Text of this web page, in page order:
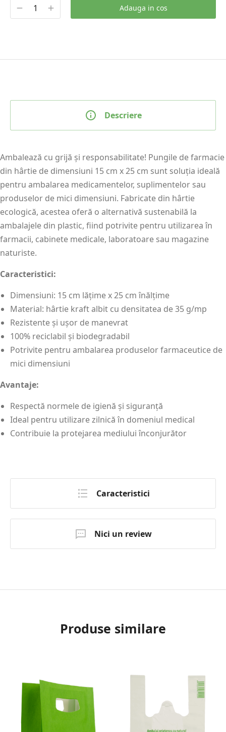
Adauga in cos
Descriere
Ambalează cu grijă și responsabilitate! Pungile de farmacie
din hârtie de dimensiuni 15 cm x 25 cm sunt soluția ideală
pentru ambalarea medicamentelor, suplimentelor sau
produselor de mici dimensiuni. Fabricate din hârtie
ecologică, acestea oferă o alternativă sustenabilă la
ambalajele din plastic, fiind potrivite pentru utilizarea în
farmacii, cabinete medicale, laboratoare sau magazine
naturiste.
Caracteristici:
Dimensiuni: 15 cm lățime x 25 cm înălțime
Material: hârtie kraft albit cu densitatea de 35 g/mp
Rezistente și ușor de manevrat
100% reciclabil și biodegradabil
Potrivite pentru ambalarea produselor farmaceutice de
mici dimensiuni
Avantaje:
Respectă normele de igienă și siguranță
Ideal pentru utilizare zilnică în domeniul medical
Contribuie la protejarea mediului înconjurător
Caracteristici
Nici un review
Produse similare